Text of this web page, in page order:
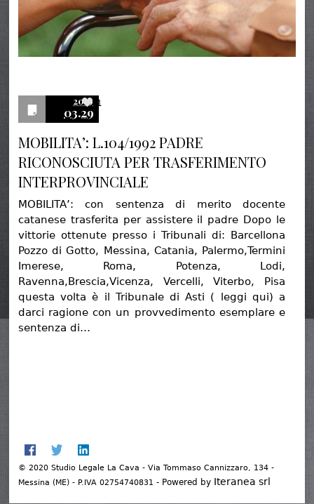
2019
03.29
1
MOBILITA’: L.104/1992 PADRE
RICONOSCIUTA PER TRASFERIMENTO
INTERPROVINCIALE
MOBILITA’: con sentenza di merito docente
catanese trasferita per assistere il padre Dopo le
vittorie ottenute presso i Tribunali di: Barcellona
Pozzo di Gotto, Messina, Catania, Palermo,Termini
Imerese, Roma, Potenza, Lodi,
Ravenna,Brescia,Vicenza, Vercelli, Viterbo, Pisa
questa volta è il Tribunale di Asti ( leggi qui) a
darci ragione con un provvedimento esemplare e
sentenza di…
© 2020 Studio Legale La Cava - Via Tommaso Cannizzaro, 134 -
Messina (ME) - P.IVA 02754740831 - Powered by Iteranea srl